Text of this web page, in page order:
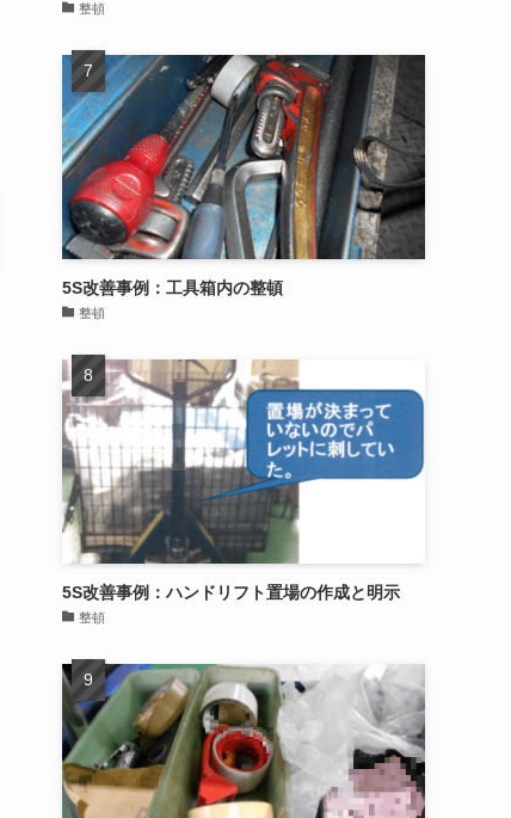
整頓
5S改善事例：工具箱内の整頓
整頓
5S改善事例：ハンドリフト置場の作成と明示
整頓